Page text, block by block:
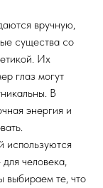
вручную,
существа со
Их
глаз могут
В
энергия и
используются
человека,
выбираем те, что